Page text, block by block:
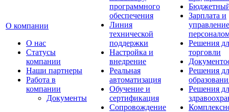
О компании
О нас
Cтатусы
компании
Наши партнеры
Работа в
компании
Документы
программного
обеспечения
Линия
технической
поддержки
Настройка и
внедрение
Реальная
автоматизация
Обучение и
сертификация
Сопровождение
Зарплата и
управление
Решения
торговли
Решения
Решения